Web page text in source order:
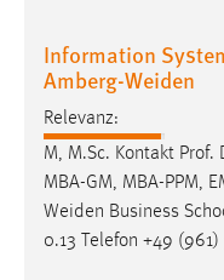
Information
Amberg-Weiden
Relevanz:
M, M.Sc. Kontakt Prof.
MBA-GM, MBA-PPM,
Weiden Business
0.13 Telefon +49